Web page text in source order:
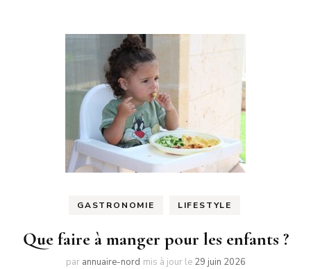
GASTRONOMIE LIFESTYLE
Que faire à manger pour les enfants ?
par annuaire-nord mis à jour le 29 juin 2026